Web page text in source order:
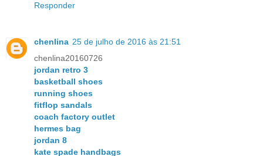
Responder
chenlina 25 de julho de 2016 às 21:51
chenlina20160726
jordan retro 3
basketball shoes
running shoes
fitflop sandals
coach factory outlet
hermes bag
jordan 8
kate spade handbags